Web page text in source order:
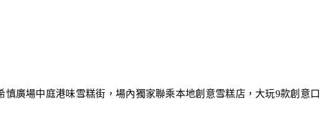
廣場中庭港味雪糕街，場內獨家聯乘本地創意雪糕店，大玩9款創意口